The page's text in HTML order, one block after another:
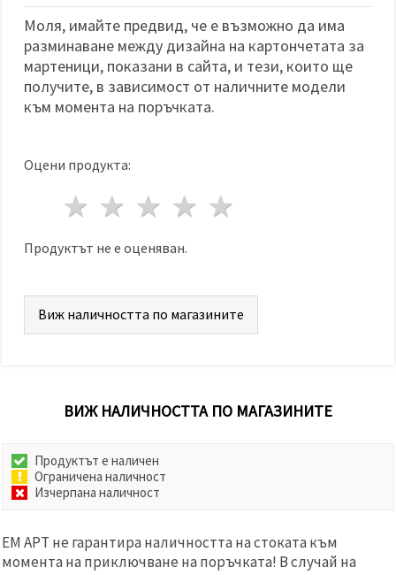
Моля, имайте предвид, че е възможно да има
разминаване между дизайна на картончетата за
мартеници, показани в сайта, и тези, които ще
получите, в зависимост от наличните модели
към момента на поръчката.
Оцени продукта:
4 звезди
3 звезди
2 звезди
1 звезда
Продуктът не е оценяван.
Виж наличността по магазините
ВИЖ НАЛИЧНОСТТА ПО МАГАЗИНИТЕ
Продуктът е наличен
Ограничена наличност
Изчерпана наличност
ЕМ АРТ не гарантира наличността на стоката към
момента на приключване на поръчката! В случай на